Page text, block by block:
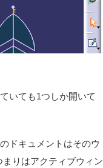
いても1つしか開いて
ドキュメントはそのウ
りはアクティブウィン